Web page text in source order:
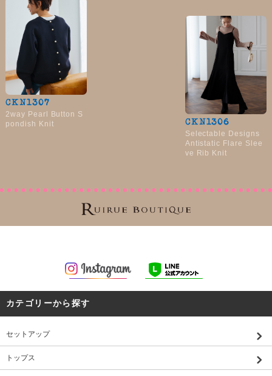
CKN1307
2way Pearl Button S
pondish Knit
CKN1306
Selectable Designs
Antistatic Flare Slee
ve Rib Knit
カテゴリーから探す
セットアップ
トップス